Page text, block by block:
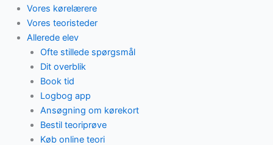
Vores kørelærere
Vores teoristeder
Allerede elev
Ofte stillede spørgsmål
Dit overblik
Book tid
Logbog app
Ansøgning om kørekort
Bestil teoriprøve
Køb online teori